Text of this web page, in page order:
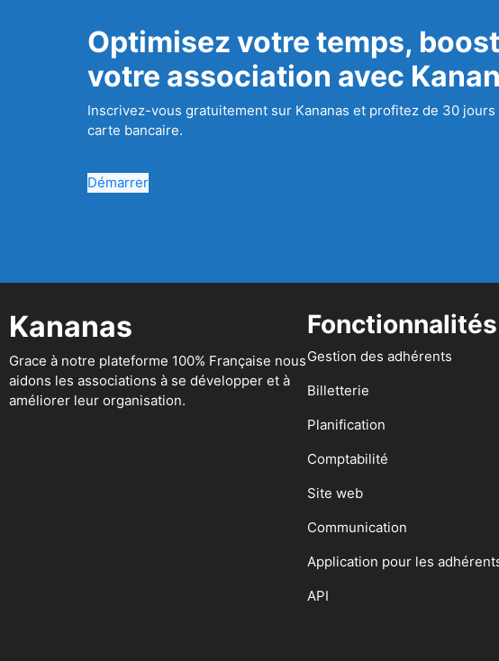
Optimisez votre temps,
votre association avec
Inscrivez-vous gratuitement sur Kananas et profitez de 30 jours
carte bancaire.
Démarrer
Kananas
Grace à notre plateforme 100% Française nous
aidons les associations à se développer et à
améliorer leur organisation.
Fonctionnalités
Gestion des adhérents
Billetterie
Planification
Comptabilité
Site web
Communication
Application pour les
API